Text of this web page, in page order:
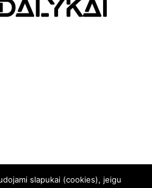
slapukai (cookies), jeigu